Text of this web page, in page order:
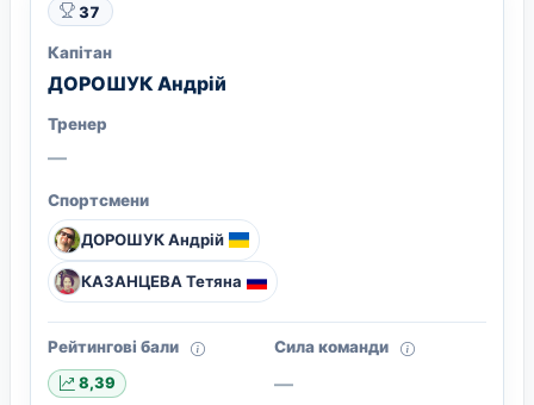
37
Капітан
ДОРОШУК Андрій
Тренер
—
Спортсмени
ДОРОШУК Андрій
КАЗАНЦЕВА Тетяна
Рейтингові бали
8,39
Сила команди
—